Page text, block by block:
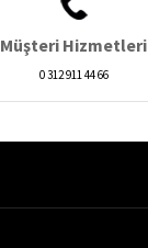
Müşteri Hizmetleri
0 312 911 44 66